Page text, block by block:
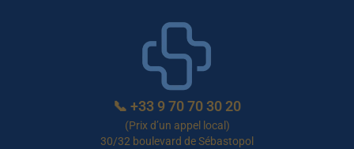
📞 +33 9 70 70 30 20
(Prix d’un appel local)
30/32 boulevard de Sébastopol